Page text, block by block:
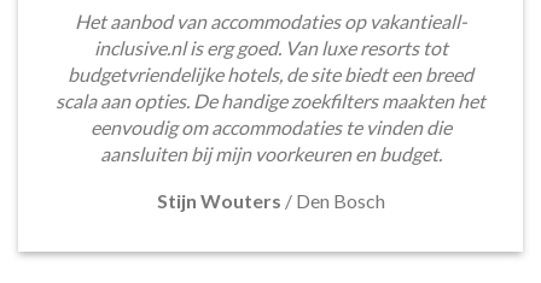
Het aanbod van accommodaties op vakantieall-
inclusive.nl is erg goed. Van luxe resorts tot
budgetvriendelijke hotels, de site biedt een breed
scala aan opties. De handige zoekfilters maakten het
eenvoudig om accommodaties te vinden die
aansluiten bij mijn voorkeuren en budget.
Stijn Wouters / Den Bosch